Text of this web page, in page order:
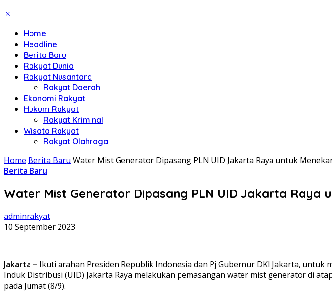
Home
Headline
Berita Baru
Rakyat Dunia
Rakyat Nusantara
Rakyat Daerah
Ekonomi Rakyat
Hukum Rakyat
Rakyat Kriminal
Wisata Rakyat
Rakyat Olahraga
Home Berita Baru Water Mist Generator Dipasang PLN UID Jakarta Raya untuk
Berita Baru
Water Mist Generator Dipasang PLN UID Jakarta Raya
adminrakyat
10 September 2023
Jakarta – Ikuti arahan Presiden Republik Indonesia dan Pj Gubernur DKI Jakarta,
Induk Distribusi (UID) Jakarta Raya melakukan pemasangan water mist generator di
pada Jumat (8/9).